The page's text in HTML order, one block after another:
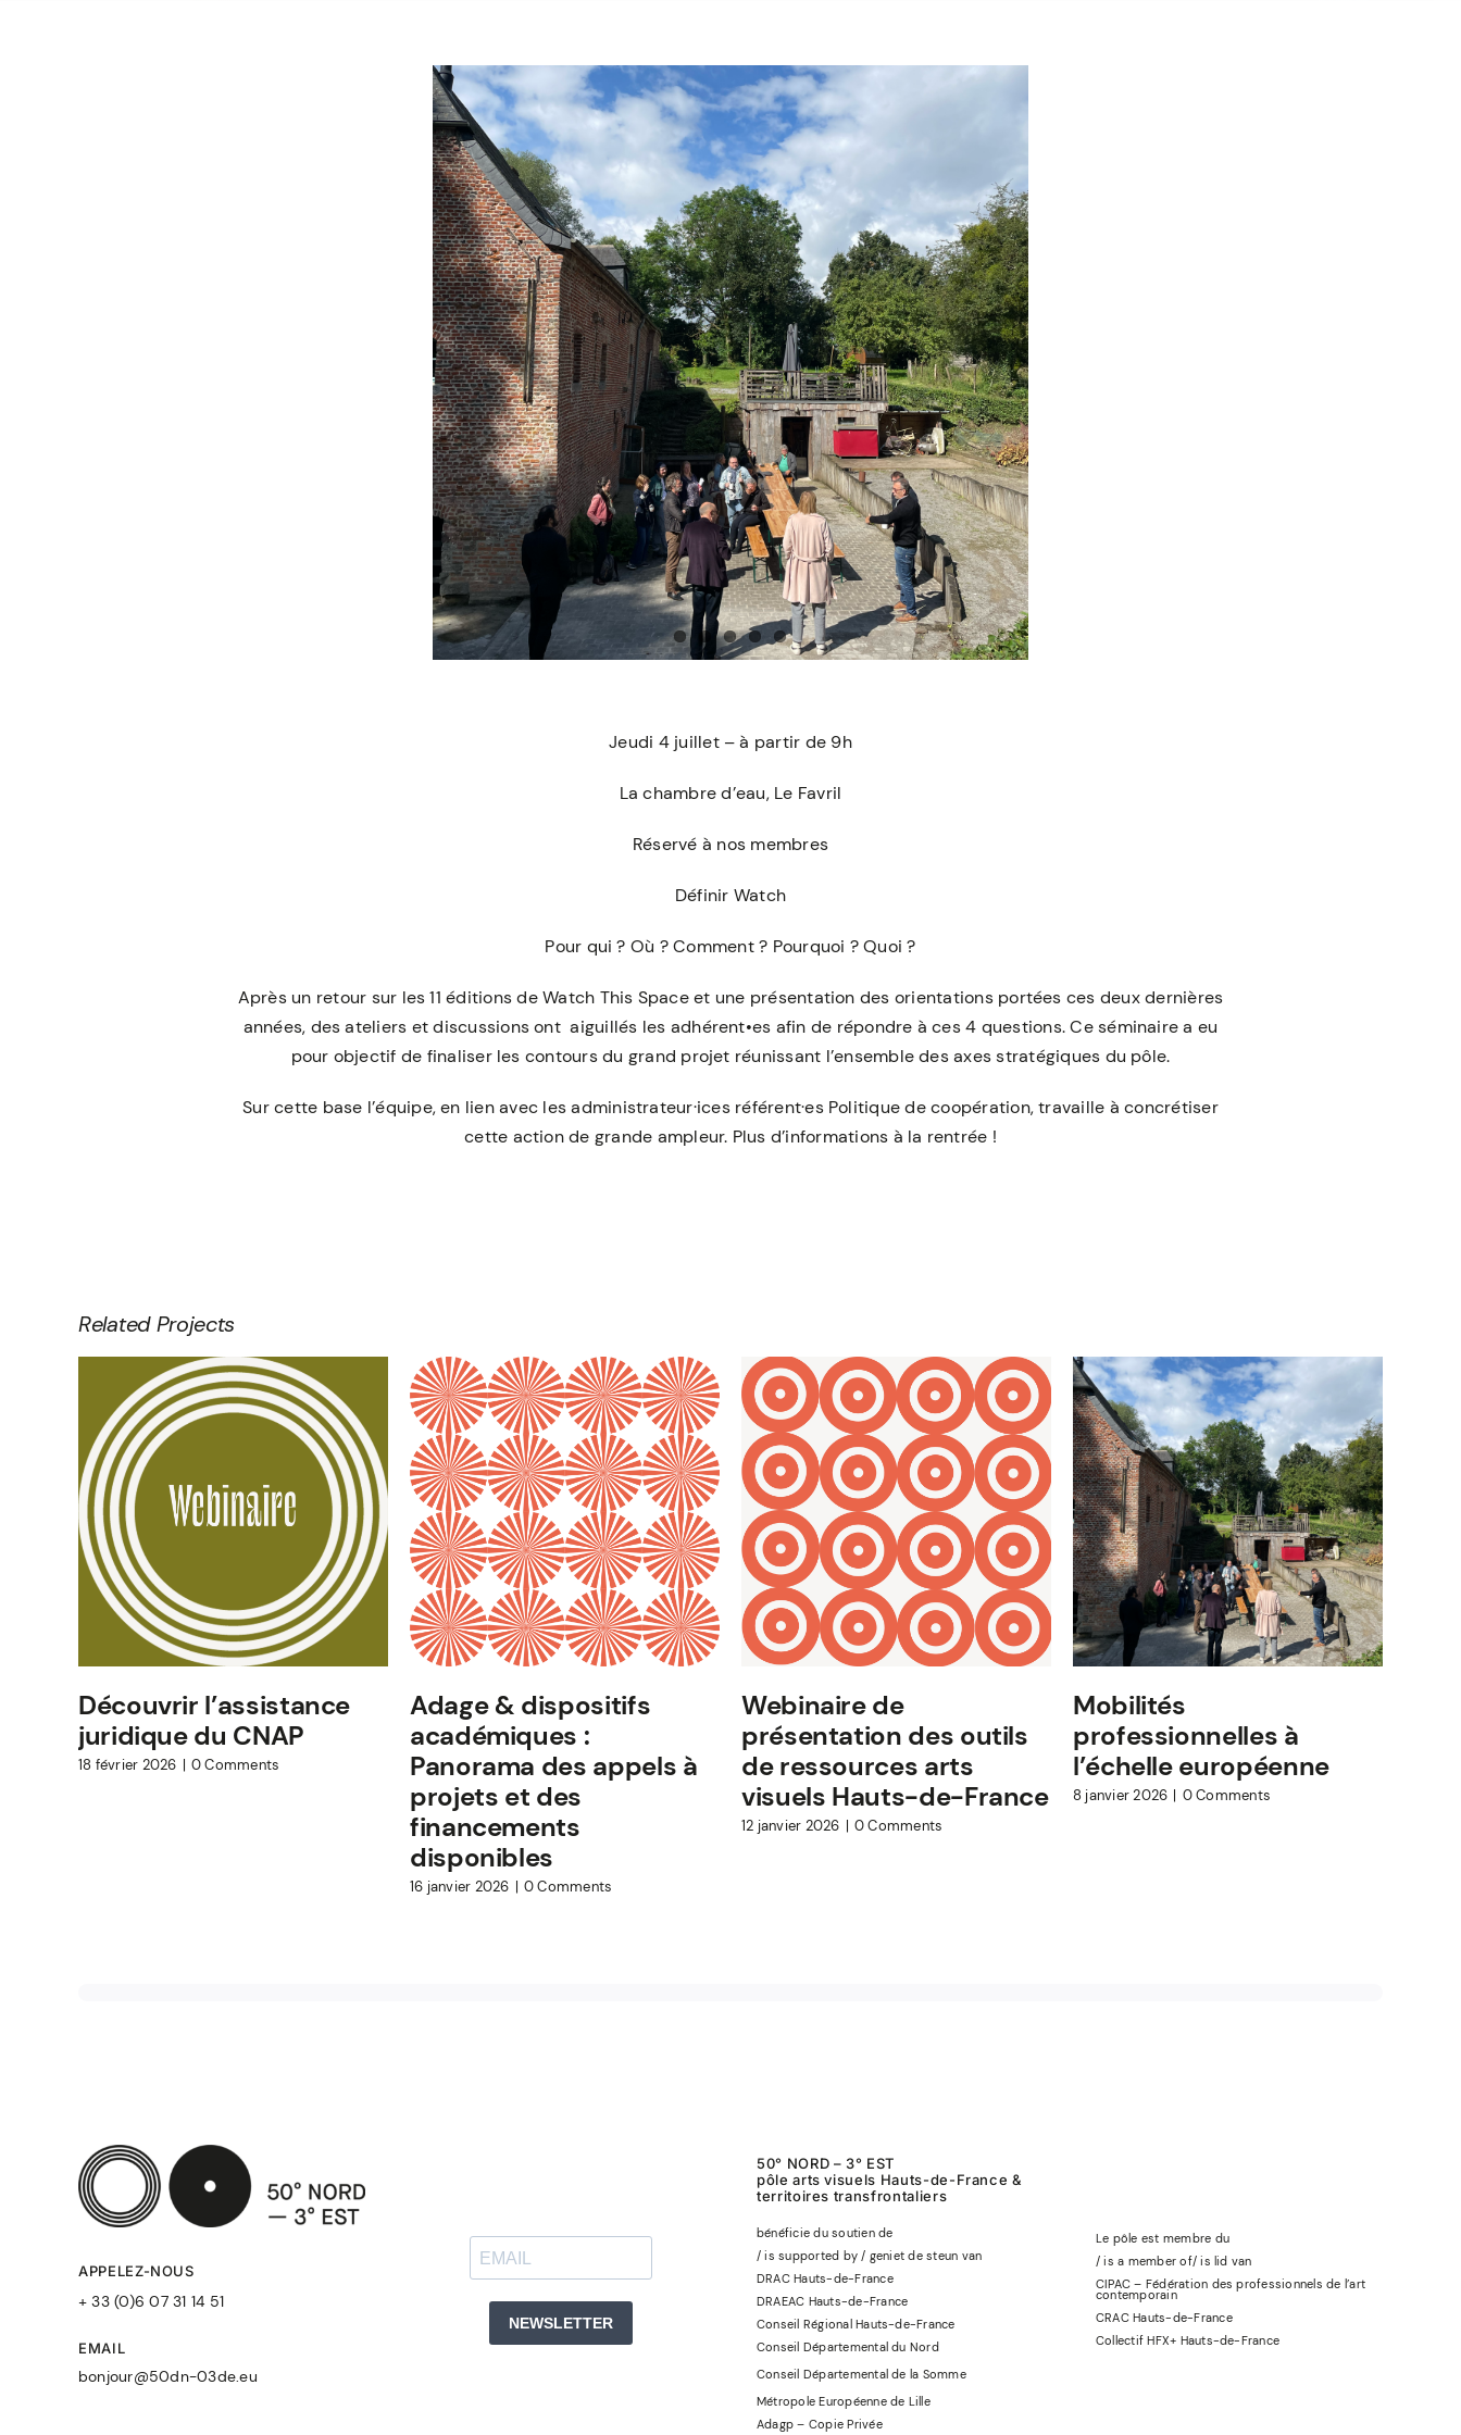
Jeudi 4 juillet – à partir de 9h
La chambre d’eau, Le Favril
Réservé à nos membres
Définir Watch
Pour qui ? Où ? Comment ? Pourquoi ? Quoi ?
Après un retour sur les 11 éditions de Watch This Space et une présentation des orientations portées ces deux dernières
années, des ateliers et discussions ont aiguillés les adhérent•es afin de répondre à ces 4 questions. Ce séminaire a eu
pour objectif de finaliser les contours du grand projet réunissant l’ensemble des axes stratégiques du pôle.
Sur cette base l’équipe, en lien avec les administrateur·ices référent·es Politique de coopération, travaille à concrétiser
cette action de grande ampleur. Plus d’informations à la rentrée !
Related Projects
Découvrir l’assistance
juridique du CNAP
18 février 2026 | 0 Comments
Adage & dispositifs
académiques :
Panorama des appels à
projets et des
financements
disponibles
16 janvier 2026 | 0 Comments
Webinaire de
présentation des outils
de ressources arts
visuels Hauts-de-France
12 janvier 2026 | 0 Comments
Mobilités
professionnelles à
l’échelle européenne
8 janvier 2026 | 0 Comments
APPELEZ-NOUS
+ 33 (0)6 07 31 14 51
EMAIL
bonjour@50dn-03de.eu
50° NORD – 3° EST
pôle arts visuels Hauts-de-France &
territoires transfrontaliers
bénéficie du soutien de
/ is supported by / geniet de steun van
DRAC Hauts-de-France
DRAEAC Hauts-de-France
Conseil Régional Hauts-de-France
Conseil Départemental du Nord
Conseil Départemental de la Somme
Métropole Européenne de Lille
Adagp – Copie Privée
Le pôle est membre du
/ is a member of/is lid van
CIPAC – Fédération des professionnels de l’art
contemporain
CRAC Hauts-de-France
Collectif HFX+ Hauts-de-France